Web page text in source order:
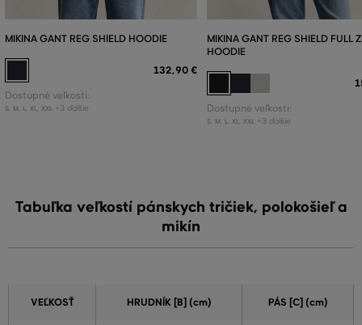
MIKINA GANT REG SHIELD HOODIE
132,90 €
Dostupné veľkosti:
S M L XL XXL +3 ďalšie
MIKINA GANT REG SHIELD FULL
HOODIE
Dostupné veľkosti:
S M L XL XXL +3 ďalšie
Tabuľka veľkostí pánskych tričiek, polokošieľ a
mikín
VEĽKOSŤ HRUDNÍK [B] (cm) PÁS [C] (cm)